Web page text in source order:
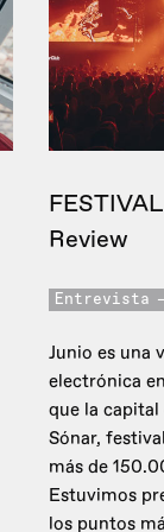
Review
Entrevista
Junio es una
electrónica
que la
Sónar,
más de
Estuvimos
los puntos